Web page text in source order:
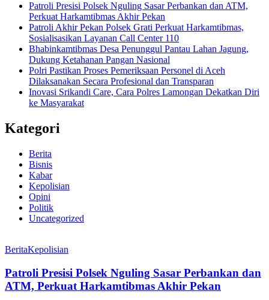
Patroli Presisi Polsek Nguling Sasar Perbankan dan ATM,
Perkuat Harkamtibmas Akhir Pekan
Patroli Akhir Pekan Polsek Grati Perkuat Harkamtibmas,
Sosialisasikan Layanan Call Center 110
Bhabinkamtibmas Desa Penunggul Pantau Lahan Jagung,
Dukung Ketahanan Pangan Nasional
Polri Pastikan Proses Pemeriksaan Personel di Aceh
Dilaksanakan Secara Profesional dan Transparan
Inovasi Srikandi Care, Cara Polres Lamongan Dekatkan Diri
ke Masyarakat
Kategori
Berita
Bisnis
Kabar
Kepolisian
Opini
Politik
Uncategorized
BeritaKepolisian
Patroli Presisi Polsek Nguling Sasar Perbankan dan
ATM, Perkuat Harkamtibmas Akhir Pekan